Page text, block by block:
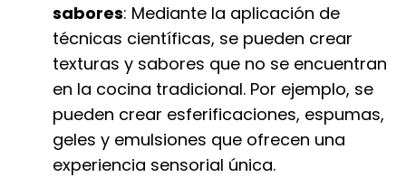
sabores: Mediante la aplicación de
técnicas científicas, se pueden crear
texturas y sabores que no se encuentran
en la cocina tradicional. Por ejemplo, se
pueden crear esferificaciones, espumas,
geles y emulsiones que ofrecen una
experiencia sensorial única.